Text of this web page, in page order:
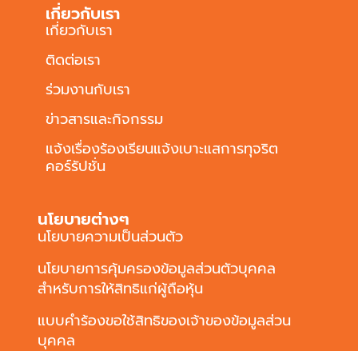
เกี่ยวกับเรา
เกี่ยวกับเรา
ติดต่อเรา
ร่วมงานกับเรา
ข่าวสารและกิจกรรม
แจ้งเรื่องร้องเรียนแจ้งเบาะแสการทุจริต
คอร์รัปชั่น
นโยบายต่างๆ
นโยบายความเป็นส่วนตัว
นโยบายการคุ้มครองข้อมูลส่วนตัวบุคคล
สำหรับการให้สิทธิแก่ผู้ถือหุ้น
แบบคำร้องขอใช้สิทธิของเจ้าของข้อมูลส่วน
บุคคล